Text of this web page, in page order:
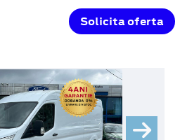
Solicita oferta